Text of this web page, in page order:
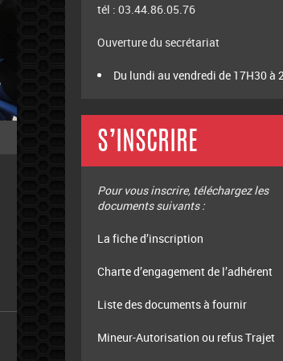
tél : 03.44.86.05.76
Ouverture du secrétariat
Du lundi au vendredi de 17H30 à
S’INSCRIRE
Pour vous inscrire, téléchargez les
documents suivants :
La fiche d’inscription
Charte d’engagement de l’adhérent
Liste des documents à fournir
Mineur-Autorisation ou refus Trajet